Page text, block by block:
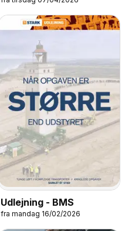
Udlejning - BMS
fra mandag 16/02/2026